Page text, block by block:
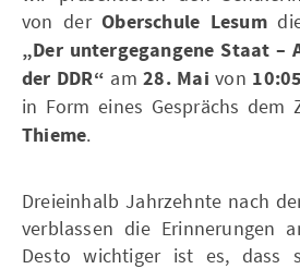
von derOberschule Lesum
„Der untergegangene Staat –
der DDR“ am28. Mai von
in Form eines Gesprächs dem
Thieme.
Dreieinhalb Jahrzehnte nach
verblassen die Erinnerungen
Desto wichtiger ist es, dass